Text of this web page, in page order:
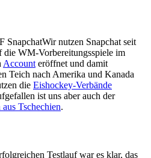
Wir nutzen Snapchat seit
WM-Vorbereitungsspiele im
Accounteröffnet und damit
Teich nach Amerika und Kanada
die Eishockey-Verbände
ist uns aber auch der
Tschechien.
Testlauf war es klar, das